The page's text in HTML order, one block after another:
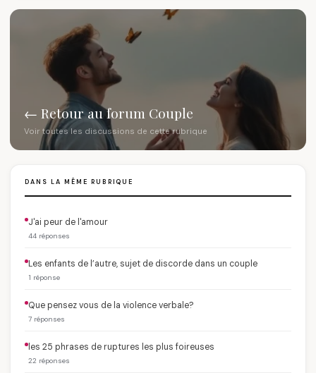
← Retour au forum Couple
Voir toutes les discussions de cette rubrique
DANS LA MÊME RUBRIQUE
J'ai peur de l'amour
44 réponses
Les enfants de l’autre, sujet de discorde dans un couple
1 réponse
Que pensez vous de la violence verbale?
7 réponses
les 25 phrases de ruptures les plus foireuses
22 réponses